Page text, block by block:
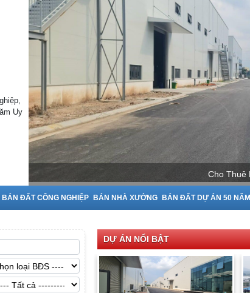
Uy
BÁN ĐẤT CÔNG NGHIỆP BÁN NHÀ XƯỞNG BÁN ĐẤT DỰ ÁN 50 NĂM
DỰ ÁN NỔI BẬT